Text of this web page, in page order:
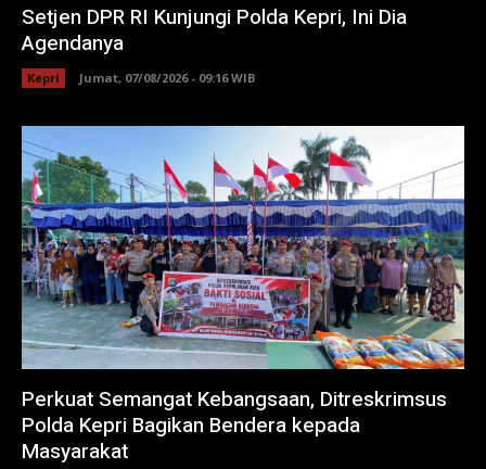
Setjen DPR RI Kunjungi Polda Kepri, Ini Dia
Agendanya
Kepri Jumat, 07/08/2026 - 09:16 WIB
Perkuat Semangat Kebangsaan, Ditreskrimsus
Polda Kepri Bagikan Bendera kepada
Masyarakat